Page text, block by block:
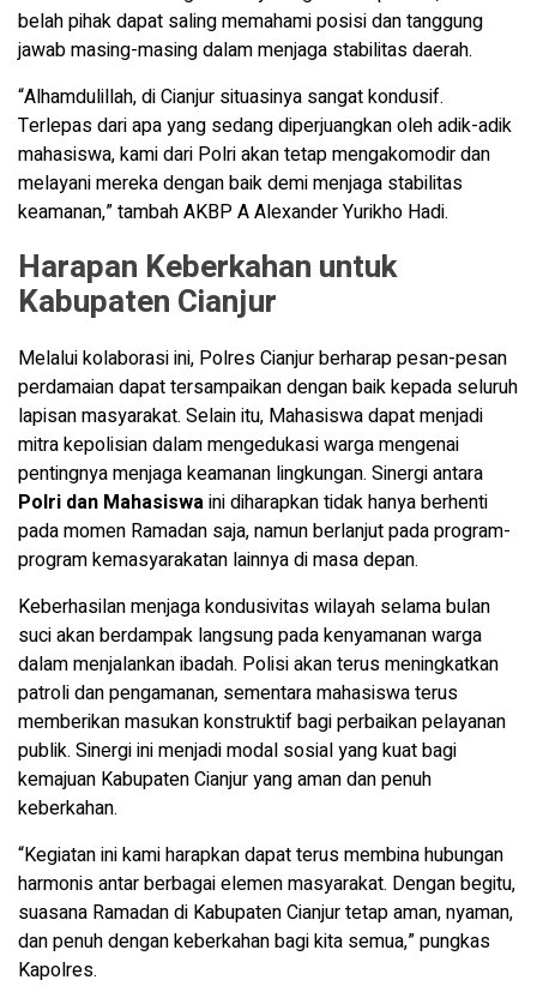
belah pihak dapat saling memahami posisi dan tanggung
jawab masing-masing dalam menjaga stabilitas daerah.
“Alhamdulillah, di Cianjur situasinya sangat kondusif.
Terlepas dari apa yang sedang diperjuangkan oleh adik-adik
mahasiswa, kami dari Polri akan tetap mengakomodir dan
melayani mereka dengan baik demi menjaga stabilitas
keamanan,” tambah AKBP A Alexander Yurikho Hadi.
Harapan Keberkahan untuk
Kabupaten Cianjur
Melalui kolaborasi ini, Polres Cianjur berharap pesan-pesan
perdamaian dapat tersampaikan dengan baik kepada seluruh
lapisan masyarakat. Selain itu, Mahasiswa dapat menjadi
mitra kepolisian dalam mengedukasi warga mengenai
pentingnya menjaga keamanan lingkungan. Sinergi antara
Polri dan Mahasiswaini diharapkan tidak hanya berhenti
pada momen Ramadan saja, namun berlanjut pada program-
program kemasyarakatan lainnya di masa depan.
Keberhasilan menjaga kondusivitas wilayah selama bulan
suci akan berdampak langsung pada kenyamanan warga
dalam menjalankan ibadah. Polisi akan terus meningkatkan
patroli dan pengamanan, sementara mahasiswa terus
memberikan masukan konstruktif bagi perbaikan pelayanan
publik. Sinergi ini menjadi modal sosial yang kuat bagi
kemajuan Kabupaten Cianjur yang aman dan penuh
keberkahan.
“Kegiatan ini kami harapkan dapat terus membina hubungan
harmonis antar berbagai elemen masyarakat. Dengan begitu,
suasana Ramadan di Kabupaten Cianjur tetap aman, nyaman,
dan penuh dengan keberkahan bagi kita semua,” pungkas
Kapolres.